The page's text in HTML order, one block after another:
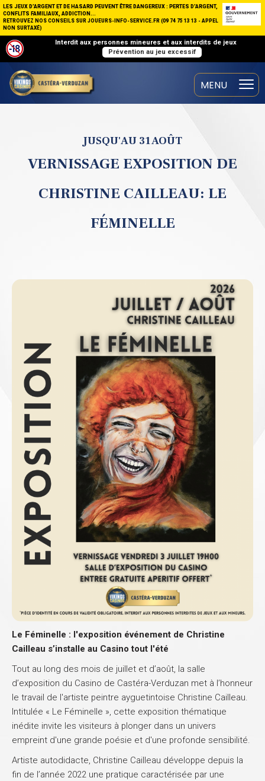
LES JEUX D’ARGENT ET DE HASARD PEUVENT ÊTRE DANGEREUX : PERTES D’ARGENT,
CONFLITS FAMILIAUX, ADDICTION...
RETROUVEZ NOS CONSEILS SUR JOUEURS-INFO-SERVICE.FR (09 74 75 13 13 - APPEL
NON SURTAXÉ)
Interdit aux personnes mineures et aux interdits de jeux
Prévention au jeu excessif
JUSQU'AU 31 AOÛT
VERNISSAGE EXPOSITION DE
CHRISTINE CAILLEAU: LE
FÉMINELLE
Le Féminelle : l'exposition événement de Christine
Cailleau s’installe au Casino tout l'été
Tout au long des mois de juillet et d’août, la salle
d’exposition du Casino de Castéra-Verduzan met à l’honneur
le travail de l'artiste peintre ayguetintoise Christine Cailleau.
Intitulée « Le Féminelle », cette exposition thématique
inédite invite les visiteurs à plonger dans un univers
empreint d'une grande poésie et d'une profonde sensibilité.
Artiste autodidacte, Christine Cailleau développe depuis la
fin de l’année 2022 une pratique caractérisée par une